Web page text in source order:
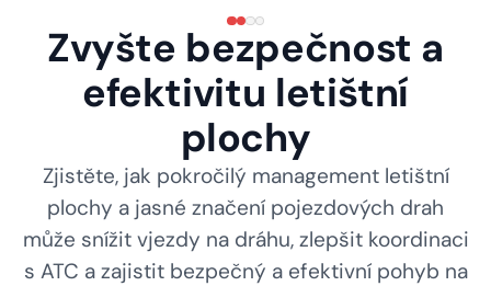
Zvyšte bezpečnost a
efektivitu letištní
plochy
Zjistěte, jak pokročilý management letištní
plochy a jasné značení pojezdových drah
může snížit vjezdy na dráhu, zlepšit koordinaci
s ATC a zajistit bezpečný a efektivní pohyb na